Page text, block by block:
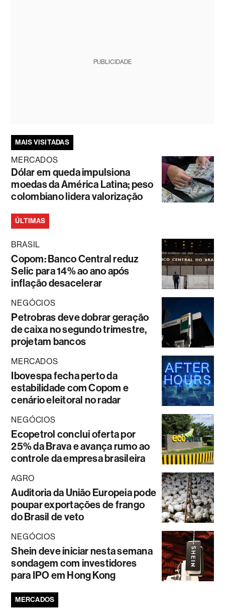
PUBLICIDADE
MAIS VISITADAS
MERCADOS
Dólar em queda impulsiona
moedas da América Latina; peso
colombiano lidera valorização
ÚLTIMAS
BRASIL
Copom: Banco Central reduz
Selic para 14% ao ano após
inflação desacelerar
NEGÓCIOS
Petrobras deve dobrar geração
de caixa no segundo trimestre,
projetam bancos
MERCADOS
Ibovespa fecha perto da
estabilidade com Copom e
cenário eleitoral no radar
NEGÓCIOS
Ecopetrol conclui oferta por
25% da Brava e avança rumo ao
controle da empresa brasileira
AGRO
Auditoria da União Europeia pode
poupar exportações de frango
do Brasil de veto
NEGÓCIOS
Shein deve iniciar nesta semana
sondagem com investidores
para IPO em Hong Kong
MERCADOS